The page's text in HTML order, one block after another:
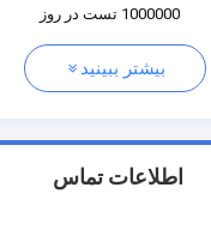
1000000 تست در روز
بیشتر ببینید
اطلاعات تماس